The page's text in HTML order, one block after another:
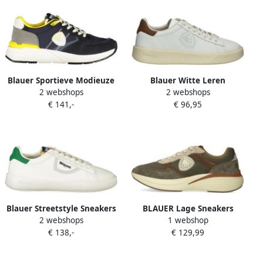
Blauer Sportieve Modieuze
Sneakers met Gele
Accenten
2 webshops
€ 141,-
Blauer Witte Leren
Sportsneaker met Bruine
Accenten
2 webshops
€ 96,95
Blauer Streetstyle Sneakers
met Contrasterende
Accenten
2 webshops
€ 138,-
BLAUER Lage Sneakers
Heren Lander02 Maat: 45
Materiaal: Textiel Kleur:
1 webshop
€ 129,99